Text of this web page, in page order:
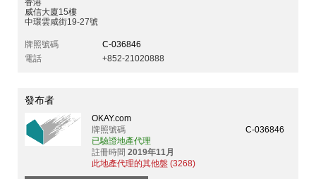
香港
威信大廈15樓
中環雲咸街19-27號
牌照號碼
C-036846
電話
+852-21020888
發布者
OKAY.com
牌照號碼
C-036846
已驗證地產代理
註冊時間 2019年11月
此地產代理的其他盤 (3268)